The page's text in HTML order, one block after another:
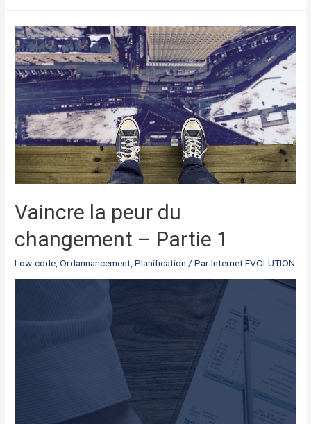
Vaincre la peur du
changement – Partie 1
Low-code ,Ordannancement ,Planification / ParInternet EVOLUTION